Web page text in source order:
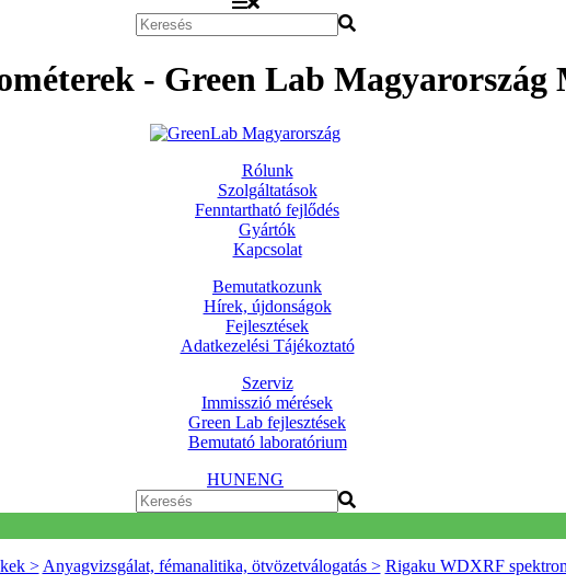
- Green Lab
Rólunk
Szolgáltatások
Fenntartható fejlődés
Gyártók
Kapcsolat
Bemutatkozunk
Hírek, újdonságok
Fejlesztések
Adatkezelési Tájékoztató
Szerviz
Immisszió mérések
Green Lab fejlesztések
Bemutató laboratórium
HUNENG
> Anyagvizsgálat, fémanalitika, ötvözetválogatás > Rigaku WDXRF